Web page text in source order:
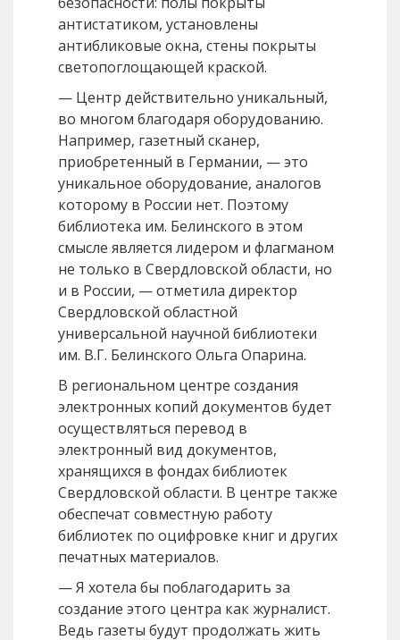
антистатиком, установлены
антибликовые окна, стены покрыты
светопоглощающей краской.
— Центр действительно уникальный,
во многом благодаря оборудованию.
Например, газетный сканер,
приобретенный в Германии, — это
уникальное оборудование, аналогов
которому в России нет. Поэтому
библиотека им. Белинского в этом
смысле является лидером и флагманом
не только в Свердловской области, но
и в России, — отметила директор
Свердловской областной
универсальной научной библиотеки
им. В.Г. Белинского Ольга Опарина.
В региональном центре создания
электронных копий документов будет
осуществляться перевод в
электронный вид документов,
хранящихся в фондах библиотек
Свердловской области. В центре также
обеспечат совместную работу
библиотек по оцифровке книг и других
печатных материалов.
— Я хотела бы поблагодарить за
создание этого центра как журналист.
Ведь газеты будут продолжать жить